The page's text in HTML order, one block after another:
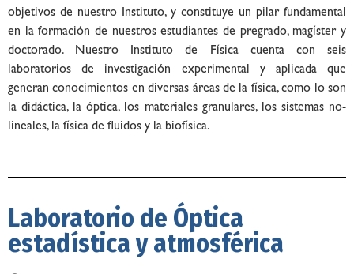
objetivos de nuestro Instituto, y constituye un pilar fundamental
en la formación de nuestros estudiantes de pregrado, magíster y
doctorado. Nuestro Instituto de Física cuenta con seis
laboratorios de investigación experimental y aplicada que
generan conocimientos en diversas áreas de la física, como lo son
la didáctica, la óptica, los materiales granulares, los sistemas no-
lineales, la física de fluidos y la biofísica.
Laboratorio de Óptica
estadística y atmosférica